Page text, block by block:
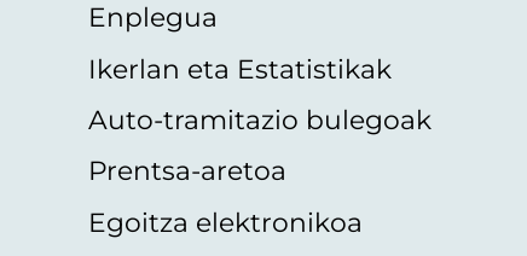
Enplegua
Ikerlan eta Estatistikak
Auto-tramitazio bulegoak
Prentsa-aretoa
Egoitza elektronikoa